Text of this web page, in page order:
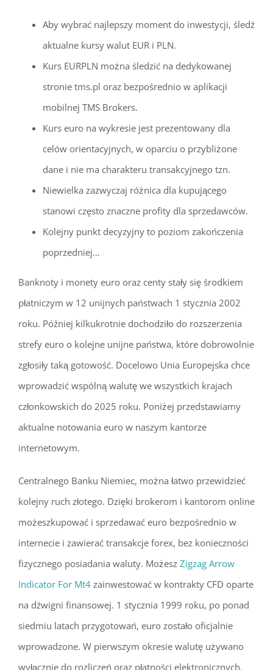
Aby wybrać najlepszy moment do inwestycji, śledź
aktualne kursy walut EUR i PLN.
Kurs EURPLN można śledzić na dedykowanej
stronie tms.pl oraz bezpośrednio w aplikacji
mobilnej TMS Brokers.
Kurs euro na wykresie jest prezentowany dla
celów orientacyjnych, w oparciu o przybliżone
dane i nie ma charakteru transakcyjnego tzn.
Niewielka zazwyczaj różnica dla kupującego
stanowi często znaczne profity dla sprzedawców.
Kolejny punkt decyzyjny to poziom zakończenia
poprzedniej…
Banknoty i monety euro oraz centy stały się środkiem
płatniczym w 12 unijnych państwach 1 stycznia 2002
roku. Później kilkukrotnie dochodziło do rozszerzenia
strefy euro o kolejne unijne państwa, które dobrowolnie
zgłosiły taką gotowość. Docelowo Unia Europejska chce
wprowadzić wspólną walutę we wszystkich krajach
członkowskich do 2025 roku. Poniżej przedstawiamy
aktualne notowania euro w naszym kantorze
internetowym.
Centralnego Banku Niemiec, można łatwo przewidzieć
kolejny ruch złotego. Dzięki brokerom i kantorom online
możeszkupować i sprzedawać euro bezpośrednio w
internecie i zawierać transakcje forex, bez konieczności
fizycznego posiadania waluty. Możesz Zigzag Arrow
Indicator For Mt4 zainwestować w kontrakty CFD oparte
na dźwigni finansowej. 1 stycznia 1999 roku, po ponad
siedmiu latach przygotowań, euro zostało oficjalnie
wprowadzone. W pierwszym okresie walutę używano
wyłącznie do rozliczeń oraz płatności elektronicznych.